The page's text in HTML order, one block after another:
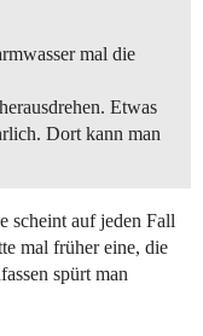
mal die
Etwas
Dort kann man
scheint auf jeden Fall
mal früher eine, die
spürt man